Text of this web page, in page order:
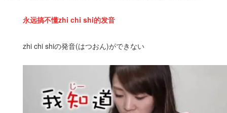
永远搞不懂zhi chi shi的发音
zhi chi shiの発音(はつおん)ができない